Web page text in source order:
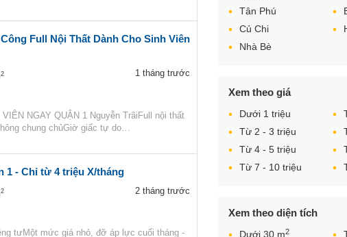
Full Nội Thất Dành Cho Sinh Viên
2 1 tháng trước
NGAY QUẬN 1 Nguyễn TrãiFull nội thất
chung chủGiờ giấc tự do…
1 - Chỉ từ 4 triệu X/tháng
2 2 tháng trước
tưMột mức giá nhỏ, đỡ áp lực cuối tháng -
Tân Phú
Củ Chi
Nhà Bè
Xem theo giá
Dưới 1 triệu
Từ 2 - 3 triệu
Từ 4 - 5 triệu
Từ 7 - 10 triệu
Xem theo diện tích
Dưới 30 m2